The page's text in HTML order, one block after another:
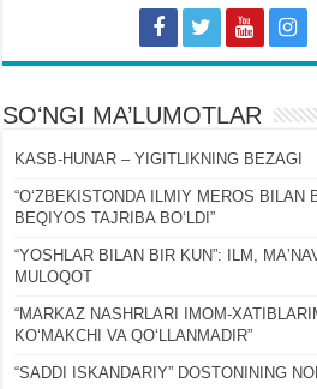
SOʻNGI MA’LUMOTLAR
KASB-HUNAR – YIGITLIKNING BEZAGI
“OʻZBEKISTONDA ILMIY MEROS BILAN
BEQIYOS TAJRIBA BOʻLDI”
“YOSHLAR BILAN BIR KUN”: ILM,
MULOQOT
“MARKAZ NASHRLARI IMOM-
KOʻMAKCHI VA QOʻLLANMADIR”
“SADDI ISKANDARIY” DOSTONINING